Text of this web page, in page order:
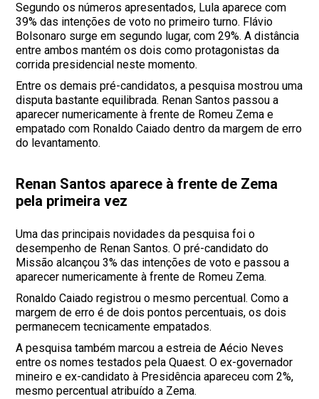
Segundo os números apresentados, Lula aparece com
39% das intenções de voto no primeiro turno. Flávio
Bolsonaro surge em segundo lugar, com 29%. A distância
entre ambos mantém os dois como protagonistas da
corrida presidencial neste momento.
Entre os demais pré-candidatos, a pesquisa mostrou uma
disputa bastante equilibrada. Renan Santos passou a
aparecer numericamente à frente de Romeu Zema e
empatado com Ronaldo Caiado dentro da margem de erro
do levantamento.
Renan Santos aparece à frente de Zema
pela primeira vez
Uma das principais novidades da pesquisa foi o
desempenho de Renan Santos. O pré-candidato do
Missão alcançou 3% das intenções de voto e passou a
aparecer numericamente à frente de Romeu Zema.
Ronaldo Caiado registrou o mesmo percentual. Como a
margem de erro é de dois pontos percentuais, os dois
permanecem tecnicamente empatados.
A pesquisa também marcou a estreia de Aécio Neves
entre os nomes testados pela Quaest. O ex-governador
mineiro e ex-candidato à Presidência apareceu com 2%,
mesmo percentual atribuído a Zema.